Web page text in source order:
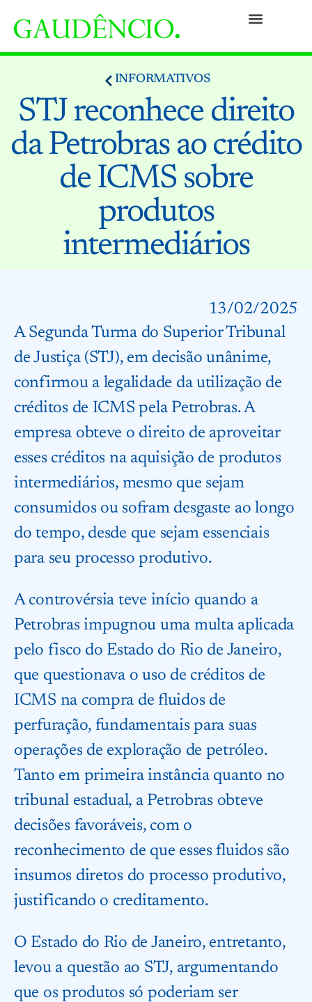
INFORMATIVOS
STJ reconhece direito
da Petrobras ao crédito
de ICMS sobre
produtos
intermediários
13/02/2025
A Segunda Turma do Superior Tribunal
de Justiça (STJ), em decisão unânime,
confirmou a legalidade da utilização de
créditos de ICMS pela Petrobras. A
empresa obteve o direito de aproveitar
esses créditos na aquisição de produtos
intermediários, mesmo que sejam
consumidos ou sofram desgaste ao longo
do tempo, desde que sejam essenciais
para seu processo produtivo.
A controvérsia teve início quando a
Petrobras impugnou uma multa aplicada
pelo fisco do Estado do Rio de Janeiro,
que questionava o uso de créditos de
ICMS na compra de fluidos de
perfuração, fundamentais para suas
operações de exploração de petróleo.
Tanto em primeira instância quanto no
tribunal estadual, a Petrobras obteve
decisões favoráveis, com o
reconhecimento de que esses fluidos são
insumos diretos do processo produtivo,
justificando o creditamento.
O Estado do Rio de Janeiro, entretanto,
levou a questão ao STJ, argumentando
que os produtos só poderiam ser